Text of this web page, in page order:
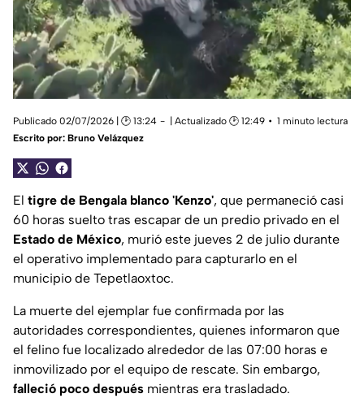
Publicado 02/07/2026 | 🕑 13:24 | Actualizado 🕑 12:49
1 minuto lectura
Escrito por: Bruno Velázquez
El tigre de Bengala blanco 'Kenzo', que permaneció casi
60 horas suelto tras escapar de un predio privado en el
Estado de México, murió este jueves 2 de julio durante
el operativo implementado para capturarlo en el
municipio de Tepetlaoxtoc.
La muerte del ejemplar fue confirmada por las
autoridades correspondientes, quienes informaron que
el felino fue localizado alrededor de las 07:00 horas e
inmovilizado por el equipo de rescate. Sin embargo,
falleció poco después mientras era trasladado.